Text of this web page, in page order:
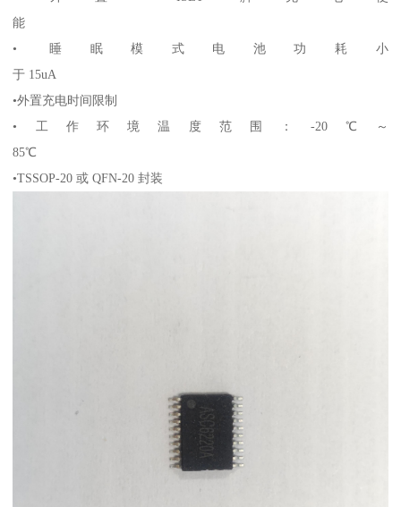
能
• 睡眠模式电池功耗小
于 15uA
•外置充电时间限制
•工作环境温度范围：-20℃～
85℃
•TSSOP-20 或 QFN-20 封装